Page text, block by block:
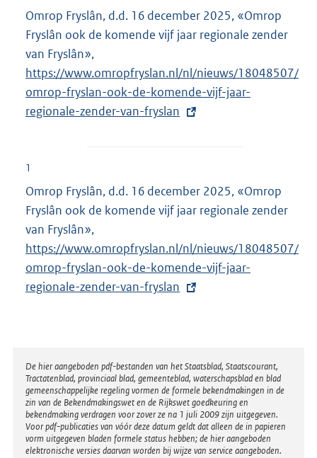
Omrop Fryslân, d.d. 16 december 2025, «Omrop
Fryslân ook de komende vijf jaar regionale zender
van Fryslân»,
x
t
e
l
i
k
:
https://www.omropfryslan.nl/nl/nieuws/18048507/
omrop-fryslan-ook-de-komende-vijf-jaar-
regionale-zender-van-fryslan
1
Omrop Fryslân, d.d. 16 december 2025, «Omrop
Fryslân ook de komende vijf jaar regionale zender
van Fryslân»,
x
t
e
l
i
n
k
:
https://www.omropfryslan.nl/nl/nieuws/18048507/
omrop-fryslan-ook-de-komende-vijf-jaar-
regionale-zender-van-fryslan
Disclaimer
De hier aangeboden pdf-bestanden van het Staatsblad, Staatscourant,
Tractatenblad, provinciaal blad, gemeenteblad, waterschapsblad en blad
gemeenschappelijke regeling vormen de formele bekendmakingen in de
zin van de Bekendmakingswet en de Rijkswet goedkeuring en
bekendmaking verdragen voor zover ze na 1 juli 2009 zijn uitgegeven.
Voor pdf-publicaties van vóór deze datum geldt dat alleen de in papieren
vorm uitgegeven bladen formele status hebben; de hier aangeboden
elektronische versies daarvan worden bij wijze van service aangeboden.